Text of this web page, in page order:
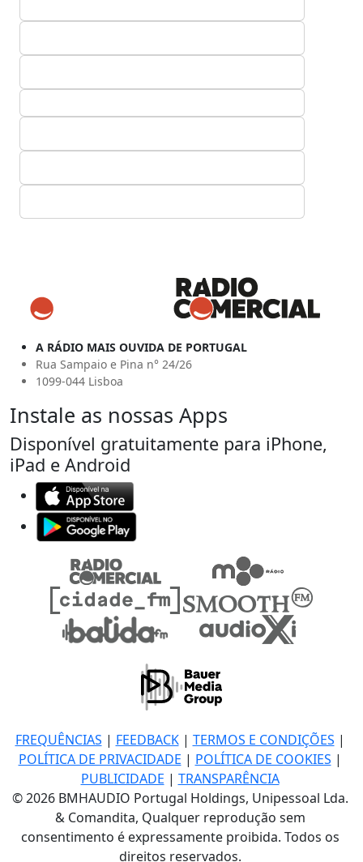
A RÁDIO MAIS OUVIDA DE PORTUGAL
Rua Sampaio e Pina n° 24/26
1099-044 Lisboa
Instale as nossas Apps
Disponível gratuitamente para iPhone,
iPad e Android
FREQUÊNCIAS | FEEDBACK| TERMOS E CONDIÇÕES |
POLÍTICA DE PRIVACIDADE | POLÍTICA DE COOKIES |
PUBLICIDADE | TRANSPARÊNCIA
© 2026 BMHAUDIO Portugal Holdings, Unipessoal Lda.
& Comandita, Qualquer reprodução sem
consentimento é expressamente proibida. Todos os
direitos reservados.